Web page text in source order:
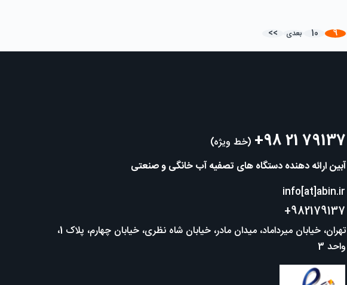
9
10 بعدی >>
+98 21 79137 (خط ویژه)
آبین ارائه دهنده دستگاه های تصفیه آب خانگی و صنعتی
info[at]abin.ir
+982179137
تهران، خیابان میرداماد، میدان مادر، خیابان شاه نظری، خیابان چهارم، پلاک 1،
واحد 3